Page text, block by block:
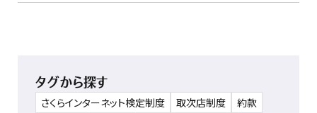
タグから探す
さくらインターネット検定制度 取次店制度
約款